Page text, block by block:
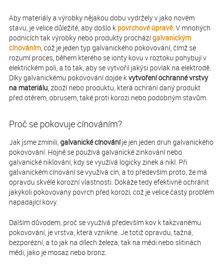
Aby materiály a výrobky nějakou dobu vydržely v jako novém
stavu, je velice důležité, aby došlo k povrchové úpravě. V mnohých
podnicích tak výrobky nebo produkty procházígalvanickým
cínováním, což je jeden typ galvanického pokovování, čímž se
rozumí proces, během kterého se ionty kovu v roztoku pohybují v
elektrickém poli, a to tak, aby se vytvořil jakýsi povlak na elektrodě.
Díky galvanickému pokovování dojde kvytvoření ochranné vrstvy
na materiálu, zboží nebo produktu, která ochrání daný produkt
před otěrem, obrusem, také proti korozi nebo podobným stavům.
Proč se pokovuje cínováním?
Jak jsme zmínili, galvanické cínováníje jen jeden druh galvanického
pokovování. Hojně se používá galvanické zinkování nebo
galvanické niklování, kdy se využívá logicky zinek a nikl. Při
galvanickém cínování se využívá cín, a to především proto, že má
opravdu skvělé korozní vlastnosti. Dokáže tedy efektivně ochránit
jakýkoli pokovovaný povrch před korozí, což je velice častý problém
napadající kovy.
Dalším důvodem, proč se využívá především kov k takzvanému
pokovování, je vrstva, která vznikne. Je totiž opravdu, tažná,
bezporézní, a to jak na dílech železa, tak na mědi nebo slitinách
mědi, jako je mosaz nebo bronz.